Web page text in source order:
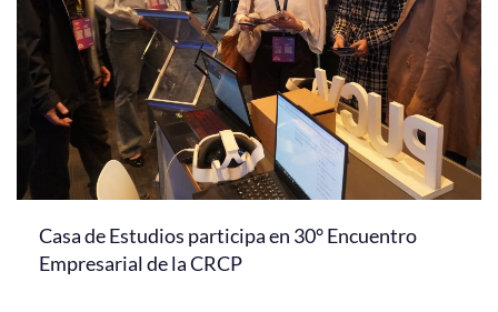
Casa de Estudios participa en 30° Encuentro
Empresarial de la CRCP